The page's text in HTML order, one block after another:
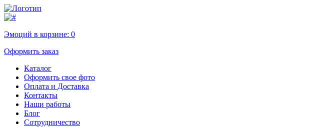
Эмоций в корзине: 0
Оформить заказ
Каталог
Оформить свое фото
Оплата и Доставка
Контакты
Наши работы
Блог
Сотрудничество